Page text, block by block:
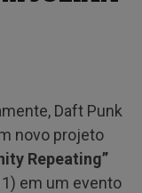
Daft Punk
novo projeto
Repeating”
em um evento